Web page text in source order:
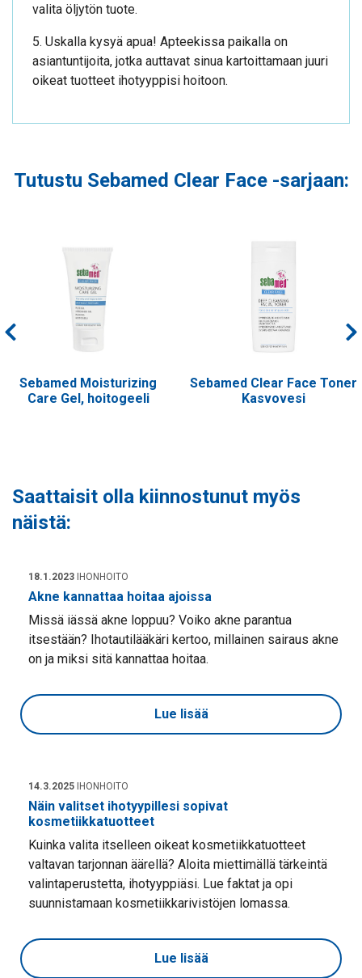
valita öljytön tuote.
5. Uskalla kysyä apua! Apteekissa paikalla on
asiantuntijoita, jotka auttavat sinua kartoittamaan juuri
oikeat tuotteet ihotyyppisi hoitoon.
Tutustu Sebamed Clear Face -sarjaan:
Sebamed Moisturizing
Care Gel, hoitogeeli
Sebamed Clear Face Toner
Kasvovesi
Saattaisit olla kiinnostunut myös
näistä:
18.1.2023 IHONHOITO
Akne kannattaa hoitaa ajoissa
Missä iässä akne loppuu? Voiko akne parantua
itsestään? Ihotautilääkäri kertoo, millainen sairaus akne
on ja miksi sitä kannattaa hoitaa.
Lue lisää
14.3.2025 IHONHOITO
Näin valitset ihotyypillesi sopivat
kosmetiikkatuotteet
Kuinka valita itselleen oikeat kosmetiikkatuotteet
valtavan tarjonnan äärellä? Aloita miettimällä tärkeintä
valintaperustetta, ihotyyppiäsi. Lue faktat ja opi
suunnistamaan kosmetiikkarivistöjen lomassa.
Lue lisää